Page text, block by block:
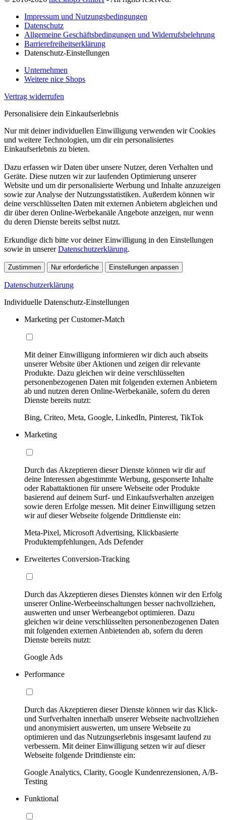
Impressum und Nutzungsbedingungen
Datenschutz
Allgemeine Geschäftsbedingungen und Widerrufsbelehrung
Barrierefreiheitserklärung
Datenschutz-Einstellungen
Unternehmen
Weitere nice Shops
Vertrag widerrufen
Personalisiere dein Einkaufserlebnis
Nur mit deiner individuellen Einwilligung verwenden wir Cookies
und weitere Technologien, um dir ein personalisiertes
Einkaufserlebnis zu bieten.
Dazu erfassen wir Daten über unsere Nutzer, deren Verhalten und
Geräte. Diese nutzen wir zur laufenden Optimierung unserer
Website und um dir personalisierte Werbung und Inhalte anzuzeigen
sowie zur Analyse der Nutzungsstatistiken. Außerdem können wir
deine verschlüsselten Daten mit externen Anbietern abgleichen und
dir über deren Online-Werbekanäle Angebote anzeigen, nur wenn
du deren Dienste bereits selbst nutzt.
Erkundige dich bitte vor deiner Einwilligung in den Einstellungen
sowie in unsererDatenschutzerklärung.
Zustimmen Nur erforderliche Einstellungen anpassen
Datenschutzerklärung
Individuelle Datenschutz-Einstellungen
Marketing per Customer-Match
Mit deiner Einwilligung informieren wir dich auch abseits
unserer Website über Aktionen und zeigen dir relevante
Produkte. Dazu gleichen wir deine verschlüsselten
personenbezogenen Daten mit folgenden externen Anbietern
ab und nutzen deren Online-Werbekanäle, sofern du deren
Dienste bereits nutzt:
Bing, Criteo, Meta, Google, LinkedIn, Pinterest, TikTok
Marketing
Durch das Akzeptieren dieser Dienste können wir dir auf
deine Interessen abgestimmte Werbung, gesponserte Inhalte
oder Rabattaktionen für unsere Webseite oder Produkte
basierend auf deinem Surf- und Einkaufsverhalten anzeigen
sowie deren Erfolge messen. Mit deiner Einwilligung setzen
wir auf dieser Webseite folgende Drittdienste ein:
Meta-Pixel, Microsoft Advertising, Klickbasierte
Produktempfehlungen, Ads Defender
Erweitertes Conversion-Tracking
Durch das Akzeptieren dieses Dienstes können wir den Erfolg
unserer Online-Werbeeinschaltungen besser nachvollziehen,
auswerten und unser Werbeangebot optimieren. Dazu
gleichen wir deine verschlüsselten personenbezogenen Daten
mit folgenden externen Anbietenden ab, sofern du deren
Dienste bereits nutzt:
Google Ads
Performance
Durch das Akzeptieren dieser Dienste können wir das Klick-
und Surfverhalten innerhalb unserer Webseite nachvollziehen
und anonymisiert auswerten, um unsere Webseite zu
optimieren und das Nutzungserlebnis insgesamt laufend zu
verbessern. Mit deiner Einwilligung setzen wir auf dieser
Webseite folgende Drittdienste ein:
Google Analytics, Clarity, Google Kundenrezensionen, A/B-
Testing
Funktional